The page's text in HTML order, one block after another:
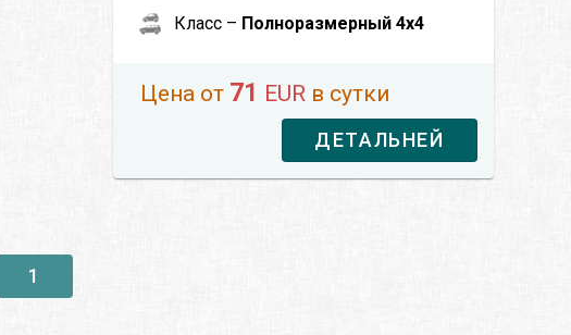
Класс – Полноразмерный 4x4
Цена от 71 EUR в сутки
ДЕТАЛЬНЕЙ
1